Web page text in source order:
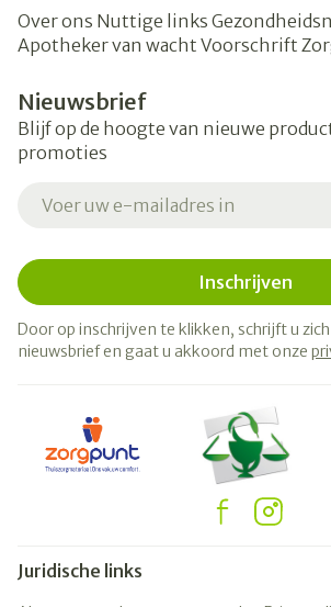
Over ons Nuttige links
Apotheker van wacht Voorschrift
Nieuwsbrief
Blijf op de hoogte van nieuwe
promoties
Inschrijven
Door op inschrijven te klikken, schrijft u
nieuwsbrief en gaat u akkoord met onze
Juridische links